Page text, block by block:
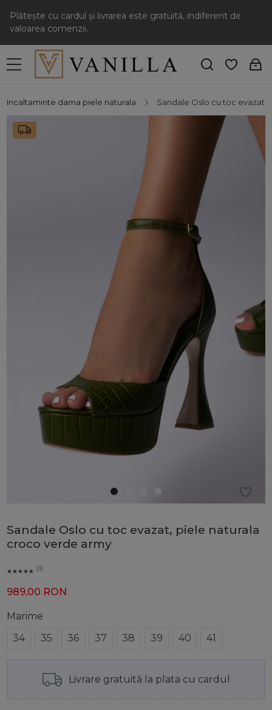
Plătește cu cardul și livrarea este gratuită, indiferent de
valoarea comenzii.
Incaltaminte dama piele naturala Sandale Oslo cu toc evazat,
Sandale Oslo cu toc evazat, piele naturala
croco verde army
[3]
989,00 RON
Marime
34
35 36 37 38 39 40 41
Livrare gratuită la plata cu cardul